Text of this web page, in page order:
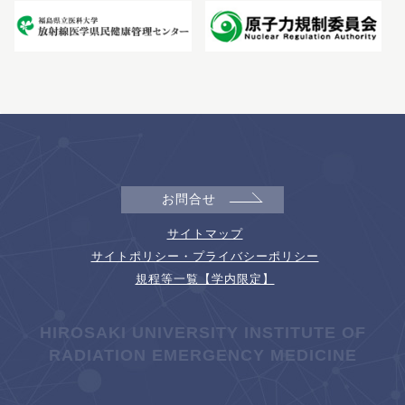
お問合せ
サイトマップ
サイトポリシー・プライバシーポリシー
規程等一覧【学内限定】
HIROSAKI UNIVERSITY INSTITUTE OF
RADIATION EMERGENCY MEDICINE